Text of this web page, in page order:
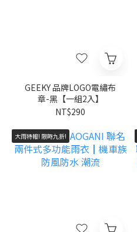
GEEKY 品牌LOGO電繡布
章-黑【一組2入】
NT$290
大雨特報! 限時九折!